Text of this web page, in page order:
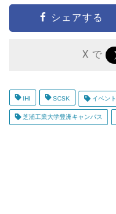
シェアする
X で
IHI SCSK イベント
芝浦工業大学豊洲キャンパス